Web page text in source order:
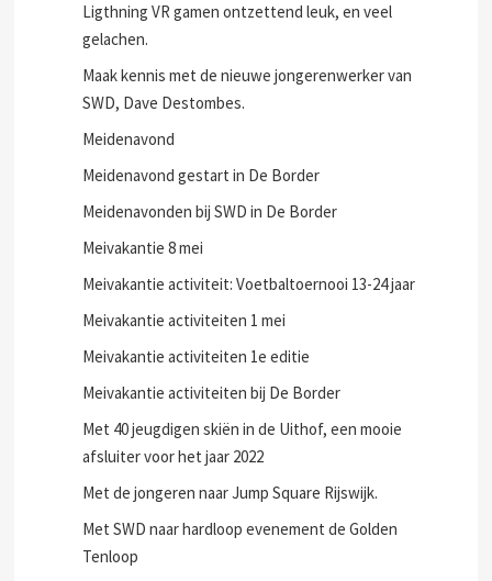
Ligthning VR gamen ontzettend leuk, en veel
gelachen.
Maak kennis met de nieuwe jongerenwerker van
SWD, Dave Destombes.
Meidenavond
Meidenavond gestart in De Border
Meidenavonden bij SWD in De Border
Meivakantie 8 mei
Meivakantie activiteit: Voetbaltoernooi 13-24 jaar
Meivakantie activiteiten 1 mei
Meivakantie activiteiten 1e editie
Meivakantie activiteiten bij De Border
Met 40 jeugdigen skiën in de Uithof, een mooie
afsluiter voor het jaar 2022
Met de jongeren naar Jump Square Rijswijk.
Met SWD naar hardloop evenement de Golden
Tenloop